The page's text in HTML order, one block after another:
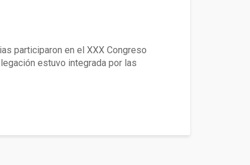
participaron en el XXX Congreso
estuvo integrada por las